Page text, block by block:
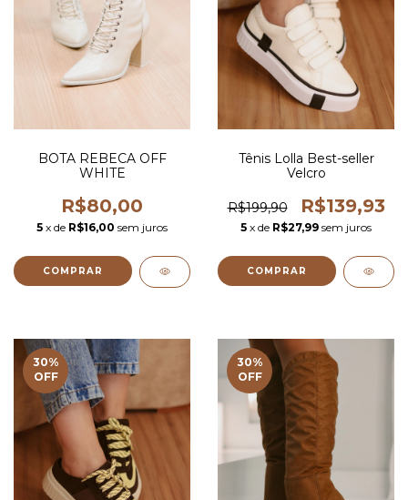
BOTA REBECA OFF
WHITE
R$80,00
5 x de R$16,00 sem juros
COMPRAR
Tênis Lolla Best-seller
Velcro
R$199,90 R$139,93
5 x de R$27,99 sem juros
COMPRAR
30%
OFF
30%
OFF